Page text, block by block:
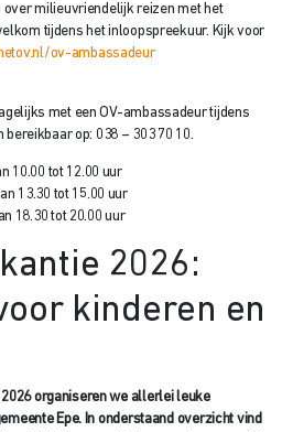
over milieuvriendelijk reizen met het
tijdens het inloopspreekuur. Kijk voor
ov-ambassadeur
met een OV-ambassadeur tijdens
op: 038 – 303 70 10.
10.00 tot 12.00 uur
13.30 tot 15.00 uur
18.30 tot 20.00 uur
2026:
kinderen en
organiseren we allerlei leuke
Epe. In onderstaand overzicht vind